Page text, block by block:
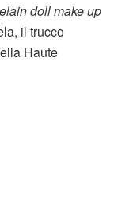
doll make up
il trucco
Haute